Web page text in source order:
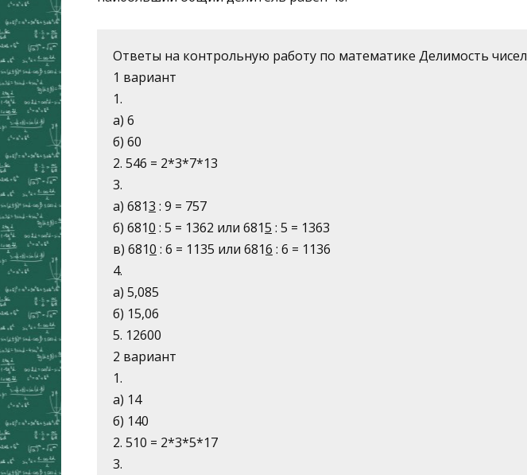
Ответы на контрольную работу по математике Делимость чисел
1 вариант
1.
а) 6
б) 60
2. 546 = 2*3*7*13
3.
а) 6813 : 9 = 757
б) 6810 : 5 = 1362 или 6815 : 5 = 1363
в) 6810 : 6 = 1135 или 6816 : 6 = 1136
4.
а) 5,085
б) 15,06
5. 12600
2 вариант
1.
а) 14
б) 140
2. 510 = 2*3*5*17
3.